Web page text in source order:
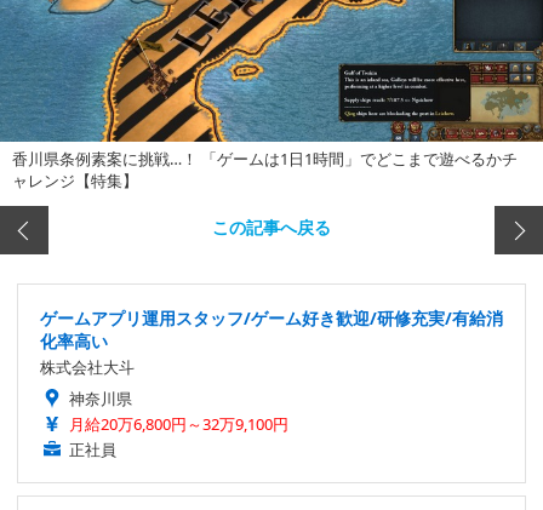
香川県条例素案に挑戦…！ 「ゲームは1日1時間」でどこまで遊べるかチ
ャレンジ【特集】
この記事へ戻る
ゲームアプリ運用スタッフ/ゲーム好き歓迎/研修充実/有給消
化率高い
株式会社大斗
神奈川県
月給20万6,800円～32万9,100円
正社員